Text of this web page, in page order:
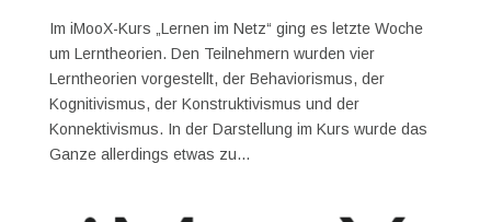
Im iMooX-Kurs „Lernen im Netz“ ging es letzte Woche
um Lerntheorien. Den Teilnehmern wurden vier
Lerntheorien vorgestellt, der Behaviorismus, der
Kognitivismus, der Konstruktivismus und der
Konnektivismus. In der Darstellung im Kurs wurde das
Ganze allerdings etwas zu...